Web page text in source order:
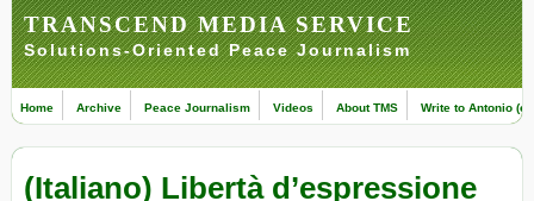
TRANSCEND MEDIA SERVICE
Solutions-Oriented Peace Journalism
Home Archive Peace Journalism Videos About TMS Write to Antonio
(Italiano) Libertà d’espressione